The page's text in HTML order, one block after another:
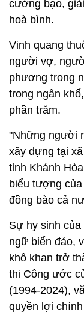
cường bạo,
hoà bình.
Vinh quang
người vợ,
phương trong
trong ngân
phần trăm.
"Những người
xây dựng tại
tỉnh Khánh
biểu tượng
đồng bào cả
Sự hy sinh
ngữ biển đảo,
khô khan trở
thi Công ước
(1994-2024),
quyền lợi